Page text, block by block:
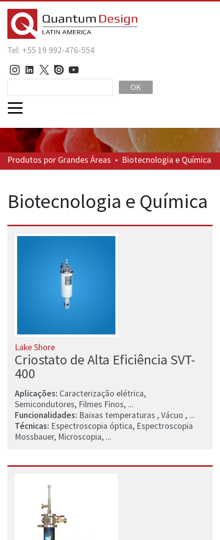
Tel: +55 19 992-476-554
OK
Produtos por Grandes Áreas • Biotecnologia e Química
Biotecnologia e Química
Lake Shore
Criostato de Alta Eficiência SVT-
400
Aplicações: Caracterização elétrica,
Semicondutores, Filmes Finos, ...
Funcionalidades: Baixas temperaturas , Vácuo , ...
Técnicas: Espectroscopia óptica, Espectroscopia
Mossbauer, Microscopia, ...